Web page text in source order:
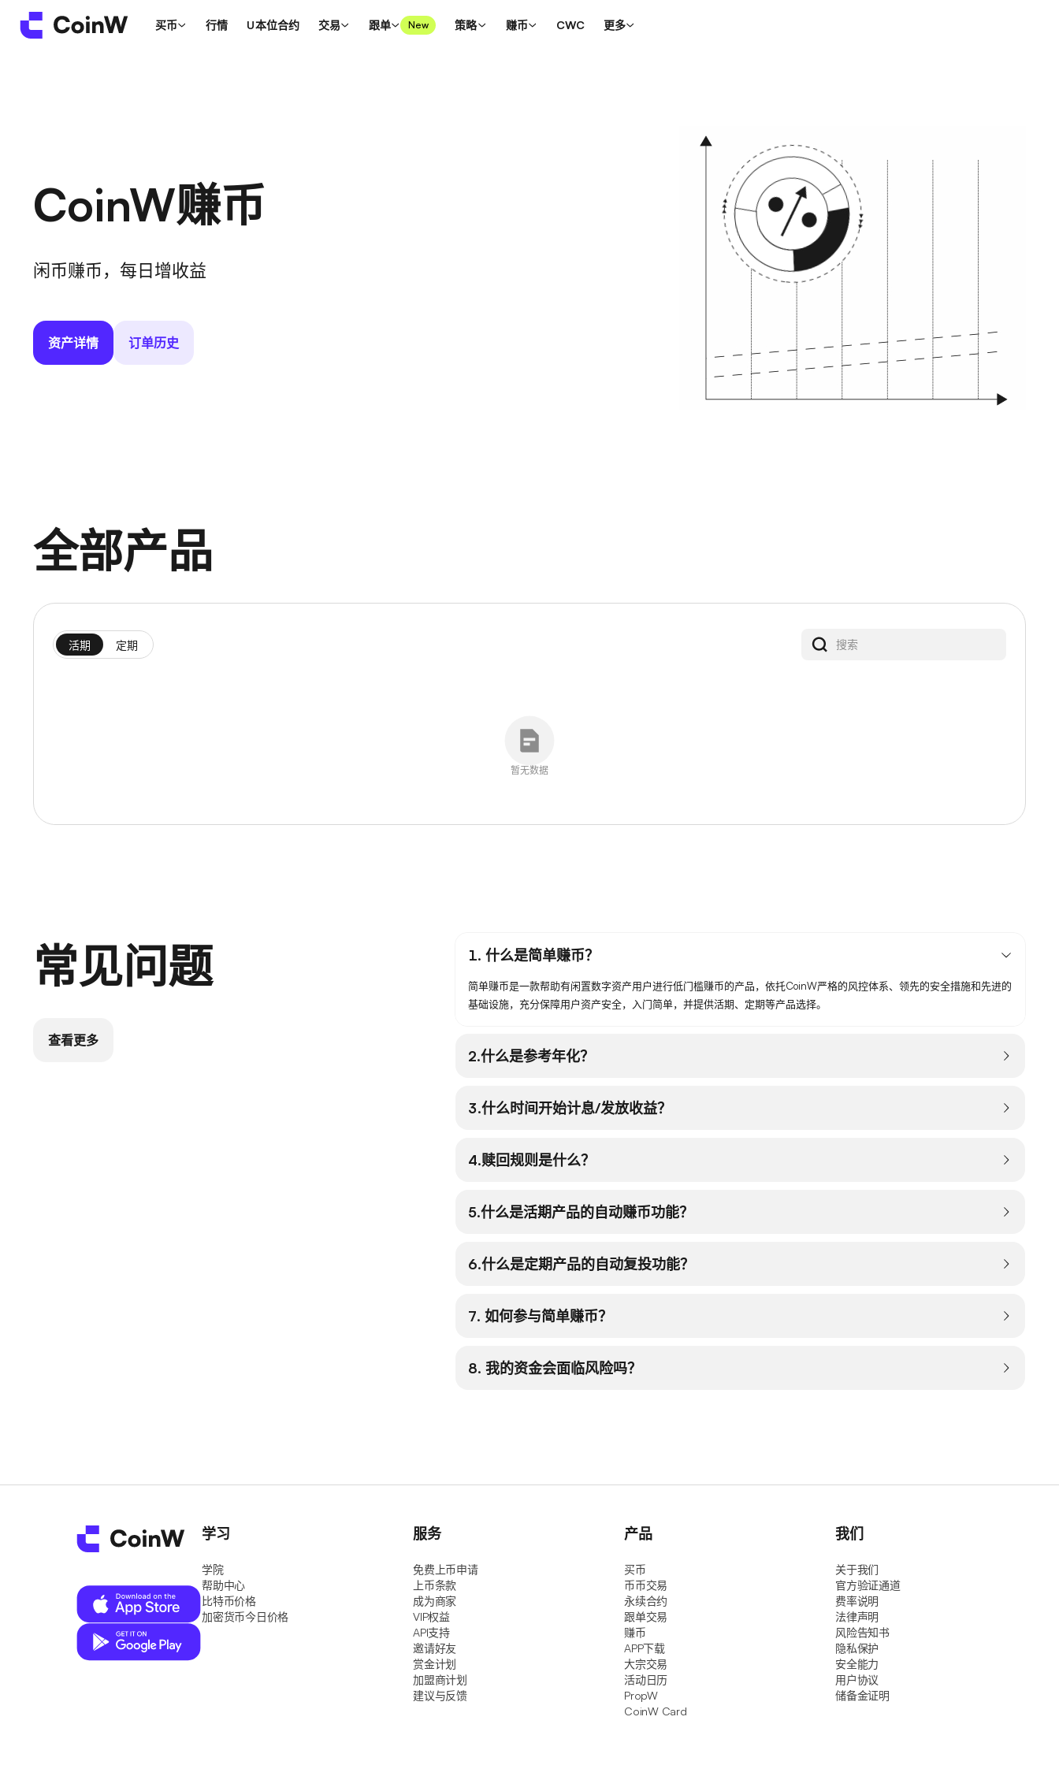
买币 行情 U本位合约 交易 跟单 New 策略 赚币 CWC 更多
CoinW赚币
闲币赚币，每日增收益
资产详情 订单历史
全部产品
活期 定期
暂无数据
常见问题
查看更多
1. 什么是简单赚币？
简单赚币是一款帮助有闲置数字资产用户进行低门槛赚币的产品，依托CoinW严格的风控体系、领先的安全措施和先进的
基础设施，充分保障用户资产安全，入门简单，并提供活期、定期等产品选择。
2.什么是参考年化？
3.什么时间开始计息/发放收益？
4.赎回规则是什么？
5.什么是活期产品的自动赚币功能？
6.什么是定期产品的自动复投功能？
7. 如何参与简单赚币？
8. 我的资金会面临风险吗？
学习
学院
帮助中心
比特币价格
加密货币今日价格
服务
免费上币申请
上币条款
成为商家
VIP权益
API支持
邀请好友
赏金计划
加盟商计划
建议与反馈
产品
买币
币币交易
永续合约
跟单交易
赚币
APP下载
大宗交易
活动日历
PropW
CoinW Card
我们
关于我们
官方验证通道
费率说明
法律声明
风险告知书
隐私保护
安全能力
用户协议
储备金证明